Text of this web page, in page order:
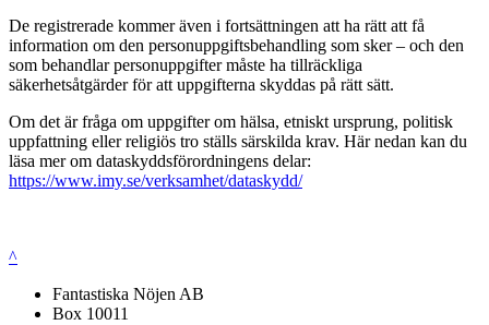
De registrerade kommer även i fortsättningen att ha rätt att få
information om den personuppgiftsbehandling som sker – och den
som behandlar personuppgifter måste ha tillräckliga
säkerhetsåtgärder för att uppgifterna skyddas på rätt sätt.
Om det är fråga om uppgifter om hälsa, etniskt ursprung, politisk
uppfattning eller religiös tro ställs särskilda krav. Här nedan kan du
läsa mer om dataskyddsförordningens delar:
https://www.imy.se/verksamhet/dataskydd/
^
Fantastiska Nöjen AB
Box 10011